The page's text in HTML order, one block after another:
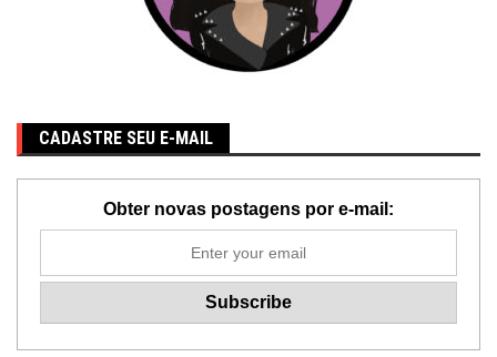
CADASTRE SEU E-MAIL
Obter novas postagens por e-mail: